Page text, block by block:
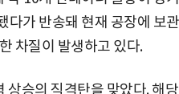
다가 반송돼 현재 공장에 보
차질이 발생하고 있다.
상승의 직격탄을 맞았다. 해